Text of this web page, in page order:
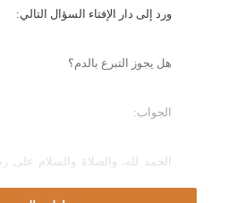
ورد إلى دار الإفتاء السؤال التالي:
هل يجوز التبرع بالدم؟
الجواب:
الحمد لله، والصلاة والسلام
والاه.